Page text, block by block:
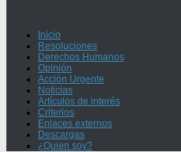
Inicio
Resoluciones
Derechos Humanos
Opinión
Acción Urgente
Noticias
Artículos de interés
Criterios
Enlaces externos
Descargas
¿Quien soy?